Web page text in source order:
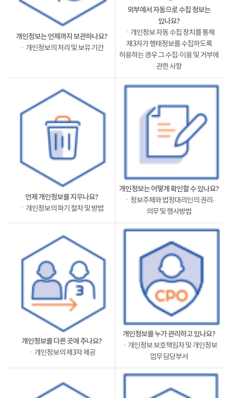
개인정보는 언제까지 보관하나요?
ㆍ개인정보의 처리 및 보유 기간
외부에서 자동으로 수집 정보는
있나요?
ㆍ개인정보 자동 수집 장치를 통해
제3자가 행태정보를 수집하도록
허용하는 경우 그 수집·이용 및 거부에
관한 사항
언제 개인정보를 지우나요?
ㆍ개인정보의 파기 절차 및 방법
개인정보는 어떻게 확인할 수 있나요?
ㆍ정보주체와 법정대리인의 권리·
의무 및 행사방법
개인정보를 다른 곳에 주나요?
ㆍ개인정보의 제3자 제공
개인정보를 누가 관리하고 있나요?
ㆍ개인정보 보호책임자 및 개인정보
업무 담당부서